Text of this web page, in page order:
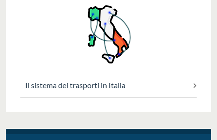
Il sistema dei trasporti in Italia